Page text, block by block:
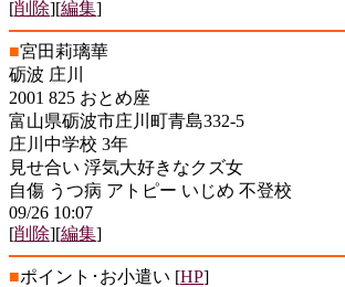
[削除][編集]
■宮田莉璃華
砺波 庄川
2001 825 おとめ座
富山県砺波市庄川町青島332-5
庄川中学校 3年
見せ合い 浮気大好きなクズ女
自傷 うつ病 アトピー いじめ 不登校
09/26 10:07
[削除][編集]
■ポイント･お小遣い [HP]